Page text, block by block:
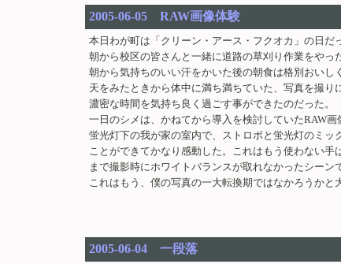
2005-06-05 RAW画像体験
本日わが町は「クリーン・アース・フクオカ」の日だ
朝から校区の皆さんと一緒に道路の草刈り作業をやっ
朝から気持ちのいい汗をかいた後の朝食は格別おい
天をみたときから体中に満ち満ちていた、写真を撮
濃密な時間を気持ち良く過ごす事ができたのだった。
一日のシメは、かねてから導入を検討していたRAW画
蛍光灯下の我が家の室内で、ストロボと蛍光灯のミ
ことができてかなり感動した。これはもう使わない
まで撮影時にホワイトバランスが取れなかったシーン
これはもう、僕の写真の一大転換期ではなかろうか
2005-06-04 一段落